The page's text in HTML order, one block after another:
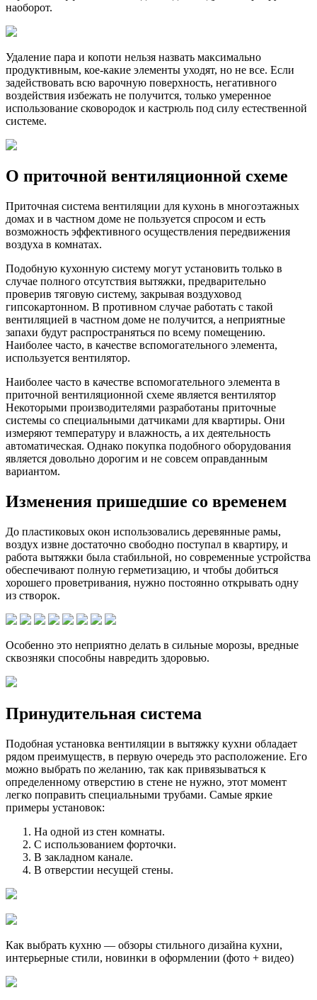
наоборот.
Удаление пара и копоти нельзя назвать максимально
продуктивным, кое-какие элементы уходят, но не все. Если
задействовать всю варочную поверхность, негативного
воздействия избежать не получится, только умеренное
использование сковородок и кастрюль под силу естественной
системе.
О приточной вентиляционной схеме
Приточная система вентиляции для кухонь в многоэтажных
домах и в частном доме не пользуется спросом и есть
возможность эффективного осуществления передвижения
воздуха в комнатах.
Подобную кухонную систему могут установить только в
случае полного отсутствия вытяжки, предварительно
проверив тяговую систему, закрывая воздуховод
гипсокартонном. В противном случае работать с такой
вентиляцией в частном доме не получится, а неприятные
запахи будут распространяться по всему помещению.
Наиболее часто, в качестве вспомогательного элемента,
используется вентилятор.
Наиболее часто в качестве вспомогательного элемента в
приточной вентиляционной схеме является вентилятор
Некоторыми производителями разработаны приточные
системы со специальными датчиками для квартиры. Они
измеряют температуру и влажность, а их деятельность
автоматическая. Однако покупка подобного оборудования
является довольно дорогим и не совсем оправданным
вариантом.
Изменения пришедшие со временем
До пластиковых окон использовались деревянные рамы,
воздух извне достаточно свободно поступал в квартиру, и
работа вытяжки была стабильной, но современные устройства
обеспечивают полную герметизацию, и чтобы добиться
хорошего проветривания, нужно постоянно открывать одну
из створок.
Особенно это неприятно делать в сильные морозы, вредные
сквозняки способны навредить здоровью.
Принудительная система
Подобная установка вентиляции в вытяжку кухни обладает
рядом преимуществ, в первую очередь это расположение. Его
можно выбрать по желанию, так как привязываться к
определенному отверстию в стене не нужно, этот момент
легко поправить специальными трубами. Самые яркие
примеры установок:
На одной из стен комнаты.
С использованием форточки.
В закладном канале.
В отверстии несущей стены.
Как выбрать кухню — обзоры стильного дизайна кухни,
интерьерные стили, новинки в оформлении (фото + видео)